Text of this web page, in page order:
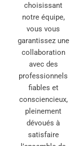
choisissant
notre équipe,
vous vous
garantissez une
collaboration
avec des
professionnels
fiables et
consciencieux,
pleinement
dévoués à
satisfaire